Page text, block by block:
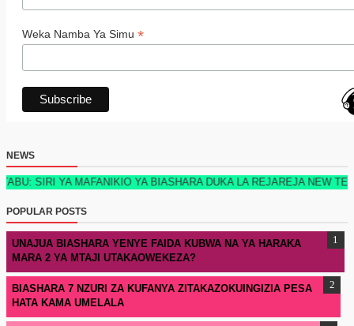
Weka Namba Ya Simu *
NEWS
MAFANIKIO YA BIASHARA DUKA LA REJAREJA NEW TECH
POPULAR POSTS
UNAJUA BIASHARA YENYE FAIDA KUBWA NA YA HARAKA
MARA 2 YA MTAJI UTAKAOWEKEZA?
BIASHARA 7 NZURI ZA KUFANYA ZITAKAZOKUINGIZIA PESA
HATA KAMA UMELALA